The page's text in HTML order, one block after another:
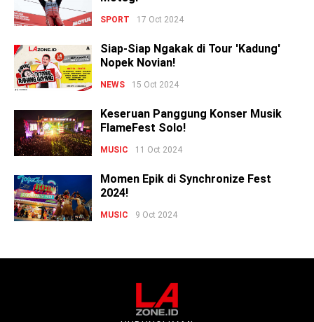
SPORT 17 Oct 2024
Siap-Siap Ngakak di Tour 'Kadung'
Nopek Novian!
NEWS 15 Oct 2024
Keseruan Panggung Konser Musik
FlameFest Solo!
MUSIC 11 Oct 2024
Momen Epik di Synchronize Fest
2024!
MUSIC 9 Oct 2024